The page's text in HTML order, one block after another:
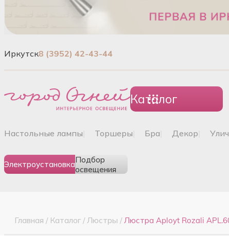
Иркутск8 (3952) 42-43-44
Каталог
настольные лампы торшеры бра декор
ЭлектроустановкаПодбор
освещения
Главная / Каталог / Люстры / Люстра Aployt Rozali